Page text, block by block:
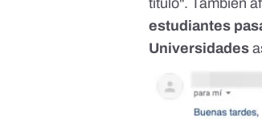
estudiantes
Universidades